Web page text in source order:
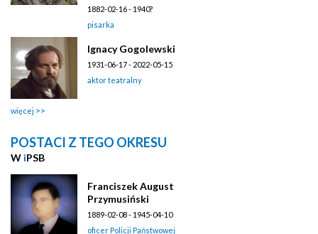
1882-02-16 - 1940?
pisarka
Ignacy Gogolewski
1931-06-17 - 2022-05-15
aktor teatralny
więcej
POSTACI Z TEGO OKRESU
W iPSB
Franciszek August
Przymusiński
1889-02-08 - 1945-04-10
oficer Policji Państwowej